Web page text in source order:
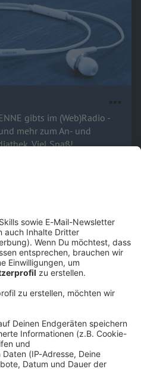
gibts im (Web)Radio -
mehr zum An- und
Viel Spaß!